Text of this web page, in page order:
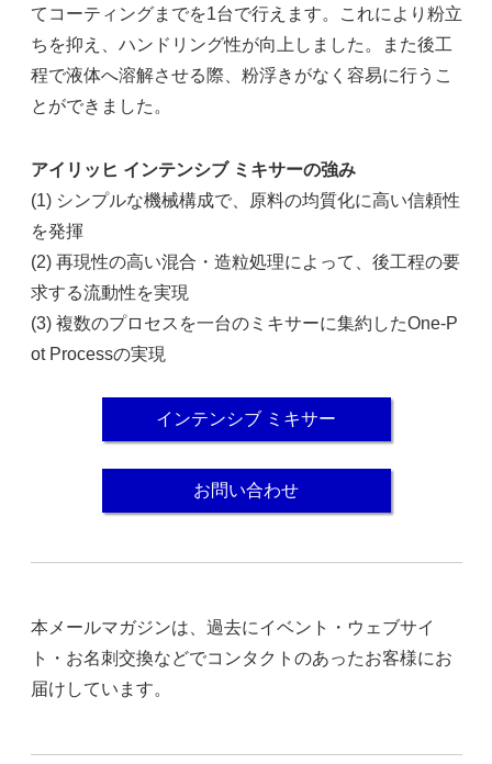
てコーティングまでを1台で行えます。これにより粉立
ちを抑え、ハンドリング性が向上しました。また後工
程で液体へ溶解させる際、粉浮きがなく容易に行うこ
とができました。
アイリッヒ インテンシブ ミキサーの強み
(1) シンプルな機械構成で、原料の均質化に高い信頼性
を発揮
(2) 再現性の高い混合・造粒処理によって、後工程の要
求する流動性を実現
(3) 複数のプロセスを一台のミキサーに集約したOne-P
ot Processの実現
インテンシブ ミキサー
お問い合わせ
本メールマガジンは、過去にイベント・ウェブサイ
ト・お名刺交換などでコンタクトのあったお客様にお
届けしています。